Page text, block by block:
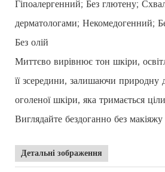
Гіпоалергенний; Без глютену;
дерматологами; Некомедогенний;
Без олій
Миттєво вирівнює тон шкіри,
її зсередини, залишаючи природну
оголеної шкіри, яка тримається
Виглядайте бездоганно без макіяжу
Детальні зображення